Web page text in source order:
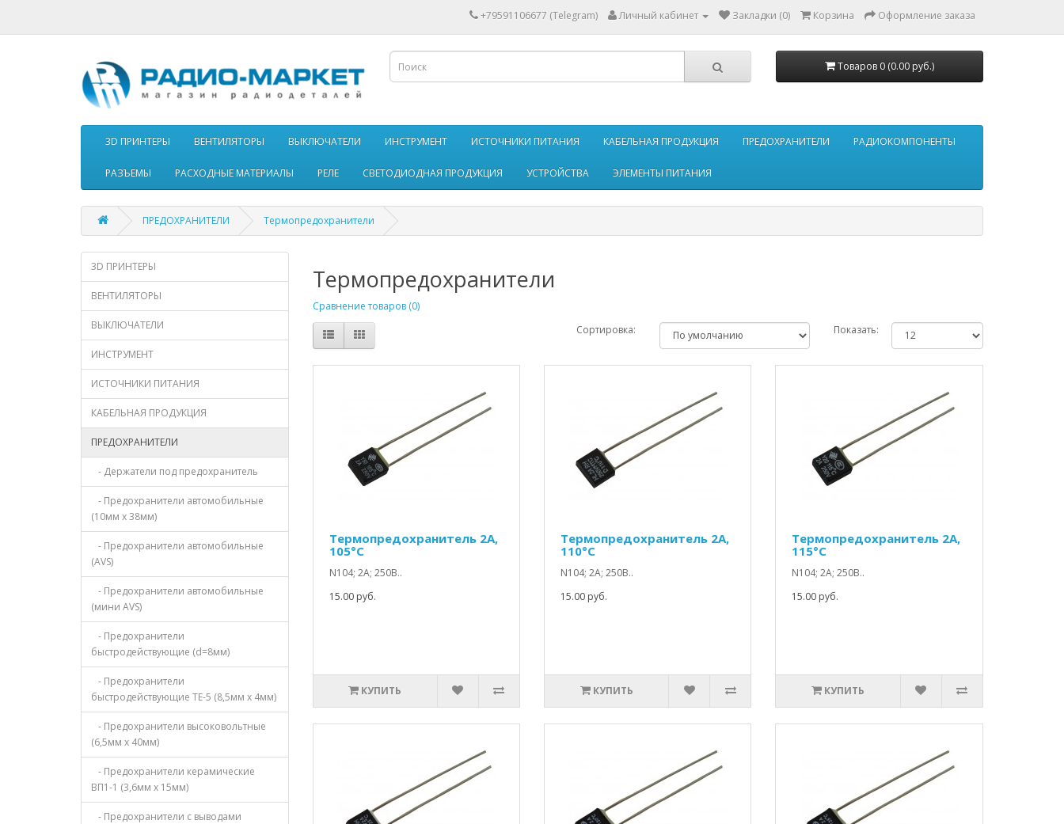
+79591106677 (Telegram) Личный кабинет Закладки (0) Корзина Оформление заказа
Товаров 0 (0.00 руб.)
3D ПРИНТЕРЫ ВЕНТИЛЯТОРЫ ВЫКЛЮЧАТЕЛИ ИНСТРУМЕНТ ИСТОЧНИКИ ПИТАНИЯ КАБЕЛЬНАЯ ПРОДУКЦИЯ ПРЕДОХРАНИТЕЛИ РАДИОКОМПОНЕНТЫ
РАЗЪЕМЫ РАСХОДНЫЕ МАТЕРИАЛЫ РЕЛЕ СВЕТОДИОДНАЯ ПРОДУКЦИЯ УСТРОЙСТВА ЭЛЕМЕНТЫ ПИТАНИЯ
ПРЕДОХРАНИТЕЛИ Термопредохранители
3D ПРИНТЕРЫ
ВЕНТИЛЯТОРЫ
ВЫКЛЮЧАТЕЛИ
ИНСТРУМЕНТ
ИСТОЧНИКИ ПИТАНИЯ
КАБЕЛЬНАЯ ПРОДУКЦИЯ
ПРЕДОХРАНИТЕЛИ
- Держатели под предохранитель
- Предохранители автомобильные
(10мм х 38мм)
- Предохранители автомобильные
(AVS)
- Предохранители автомобильные
(мини AVS)
- Предохранители
быстродействующие (d=8мм)
- Предохранители
быстродействующие TE-5 (8,5мм х 4мм)
- Предохранители высоковольтные
(6,5мм х 40мм)
- Предохранители керамические
ВП1-1 (3,6мм х 15мм)
- Предохранители с выводами
Термопредохранители
Сравнение товаров (0)
Сортировка:
Показать:
Термопредохранитель 2A,
105°C
N104; 2А; 250В..
15.00 руб.
КУПИТЬ
Термопредохранитель 2A,
110°C
N104; 2А; 250В..
15.00 руб.
КУПИТЬ
Термопредохранитель 2A,
115°C
N104; 2А; 250В..
15.00 руб.
КУПИТЬ